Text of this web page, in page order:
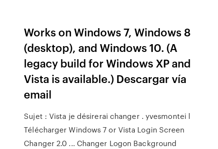
Works on Windows 7, Windows 8
(desktop), and Windows 10. (A
legacy build for Windows XP and
Vista is available.) Descargar vía
email
Sujet : Vista je désirerai changer . yvesmontei l
Télécharger Windows 7 or Vista Login Screen
Changer 2.0 ... Changer Logon Background